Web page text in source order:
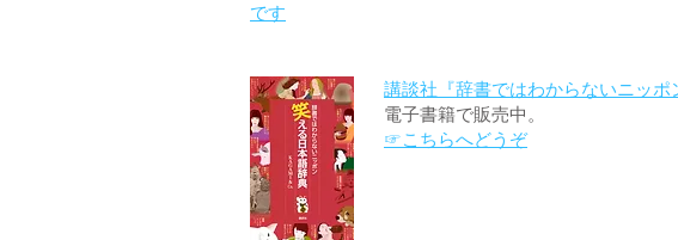
です
講談社『辞書ではわからないニッ
電子書籍で販売中。
☞こちらへどうぞ